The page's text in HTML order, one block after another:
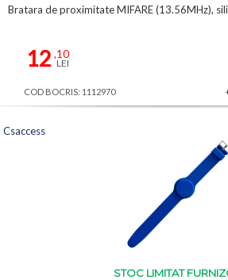
Bratara de proximitate MIFARE (13.56MHz),
12,10
LEI
COD BOCRIS: 1112970
STOC LIMITAT
Csaccess